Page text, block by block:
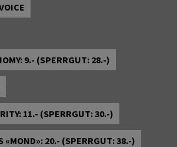
9.- (SPERRGUT: 28.-)
11.- (SPERRGUT: 30.-)
«MOND»: 20.- (SPERRGUT: 38.-)